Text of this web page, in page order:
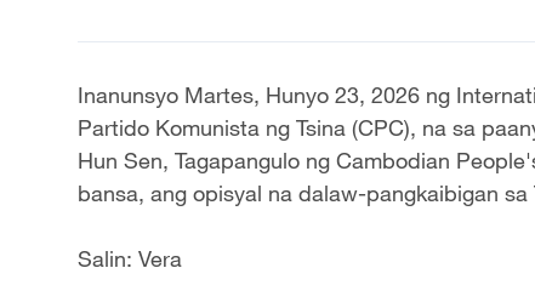
Inanunsyo Martes, Hunyo 23, 2026 ng
Partido Komunista ng Tsina (CPC), na sa
Hun Sen, Tagapangulo ng Cambodian
bansa, ang opisyal na dalaw-pangkaibigan sa
Salin: Vera